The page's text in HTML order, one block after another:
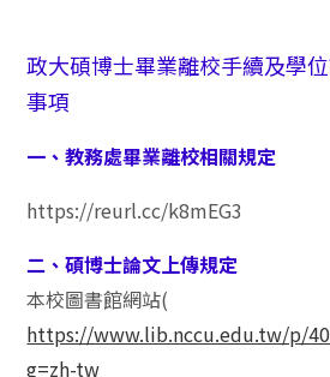
政大碩博士畢業離校手續及學
事項
一、教務處畢業離校相關規定
https://reurl.cc/k8mEG3
二、碩博士論文上傳規定
本校圖書館網站(
https://www.lib.nccu.edu.tw/p/
g=zh-tw